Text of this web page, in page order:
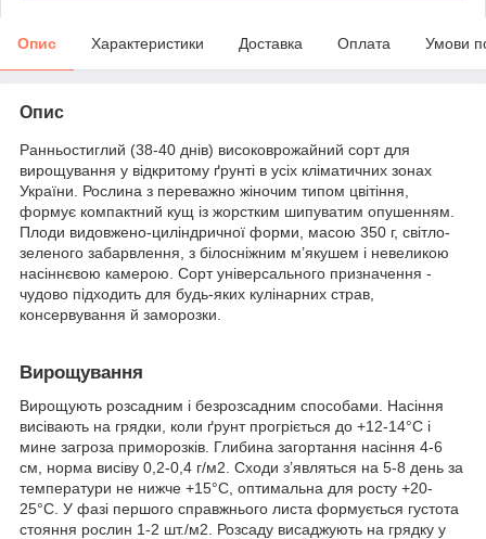
Опис Характеристики Доставка Оплата Умови
Опис
Ранньостиглий (38-40 днів) високоврожайний сорт для
вирощування у відкритому ґрунті в усіх кліматичних зонах
України. Рослина з переважно жіночим типом цвітіння,
формує компактний кущ із жорстким шипуватим опушенням.
Плоди видовжено-циліндричної форми, масою 350 г, світло-
зеленого забарвлення, з білосніжним м’якушем і невеликою
насіннєвою камерою. Сорт універсального призначення -
чудово підходить для будь-яких кулінарних страв,
консервування й заморозки.
Вирощування
Вирощують розсадним і безрозсадним способами. Насіння
висівають на грядки, коли ґрунт прогріється до +12-14°С і
мине загроза приморозків. Глибина загортання насіння 4-6
см, норма висіву 0,2-0,4 г/м2 . Сходи з’являться на 5-8 день за
температури не нижче +15°С, оптимальна для росту +20-
25°C. У фазі першого справжнього листа формується густота
стояння рослин 1-2 шт./м2 . Розсаду висаджують на грядку у